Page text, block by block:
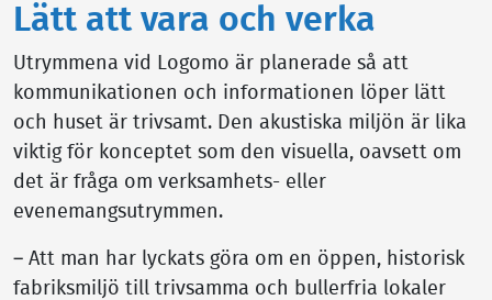
Lätt att vara och verka
Utrymmena vid Logomo är planerade så att
kommunikationen och informationen löper lätt
och huset är trivsamt. Den akustiska miljön är lika
viktig för konceptet som den visuella, oavsett om
det är fråga om verksamhets- eller
evenemangsutrymmen.
– Att man har lyckats göra om en öppen, historisk
fabriksmiljö till trivsamma och bullerfria lokaler